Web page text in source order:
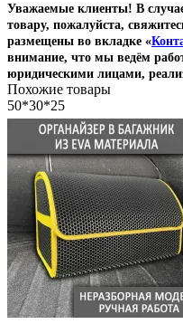
Уважаемые клиенты! В
товару, пожалуйста,
размещены во вкладке «
внимание, что мы ведём
юридическими лицами,
Похожие товары
50*30*25